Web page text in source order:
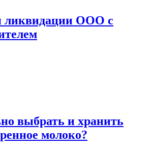
ликвидации ООО с
выбрать и хранить
молоко?